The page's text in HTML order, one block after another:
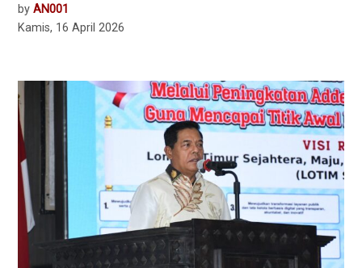
by AN001
Kamis, 16 April 2026